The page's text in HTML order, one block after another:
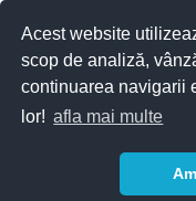
Acest website
scop de analiză,
continuarea navigarii
lor! afla mai multe